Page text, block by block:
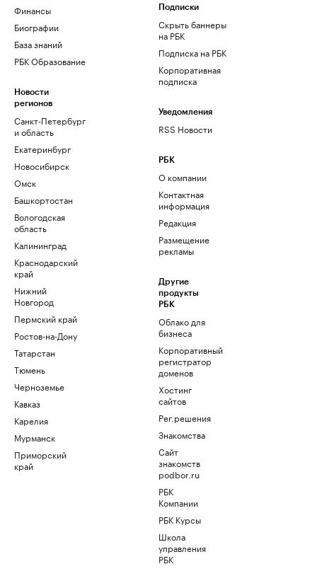
Финансы
Биографии
База знаний
РБК Образование
Новости
регионов
Санкт-Петербург
и область
Екатеринбург
Новосибирск
Омск
Башкортостан
Вологодская
область
Калининград
Краснодарский
край
Нижний
Новгород
Пермский край
Ростов-на-Дону
Татарстан
Тюмень
Черноземье
Кавказ
Карелия
Мурманск
Приморский
край
Подписки
Скрыть баннеры
на РБК
Подписка на РБК
Корпоративная
подписка
Уведомления
RSS Новости
РБК
О компании
Контактная
информация
Редакция
Размещение
рекламы
Другие
продукты
РБК
Облако для
бизнеса
Корпоративный
регистратор
доменов
Хостинг
сайтов
Рег.решения
Знакомства
Сайт
знакомств
podbor.ru
РБК
Компании
РБК Курсы
Школа
управления
РБК